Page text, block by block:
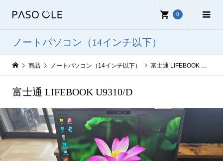
0
ノートパソコン（14インチ以下）
商品 ノートパソコン（14インチ以下） 富士通 LIFEBOOK U9310/D
富士通 LIFEBOOK U9310/D